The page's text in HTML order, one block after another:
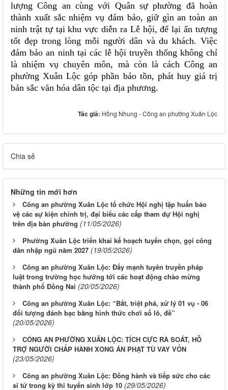
lượng Công an cùng với Quân sự phường đã hoàn
thành xuất sắc nhiệm vụ đảm bảo, giữ gìn an toàn an
ninh trật tự tại khu vực diễn ra Lễ hội, để lại ấn tượng
tốt đẹp trong lòng mỗi người dân và du khách. Việc
đảm bảo an ninh tại các lễ hội truyền thống không chỉ
là nhiệm vụ chuyên môn, mà còn là cách Công an
phường Xuân Lộc góp phần bảo tồn, phát huy giá trị
bản sắc văn hóa dân tộc tại địa phương.
Tác giả: Hồng Nhung - Công an phường Xuân Lộc
Chia sẻ
Những tin mới hơn
Công an phường Xuân Lộc tổ chức Hội nghị tập huấn bảo
vệ các sự kiện chính trị, đại biểu các cấp tham dự Hội nghị
trên địa bàn phường (11/05/2026)
Phường Xuân Lộc triển khai kế hoạch tuyển chọn, gọi công
dân nhập ngũ năm 2027 (19/05/2026)
Công an phường Xuân Lộc: Đẩy mạnh tuyên truyền pháp
luật trong trường học hướng tới các hoạt động chào mừng
thành phố Đồng Nai (20/05/2026)
Công an phường Xuân Lộc: “Bắt, triệt phá, xử lý 01 vụ - 06
đối tượng đánh bạc bằng hình thức chơi số lô, đề”
(20/05/2026)
CÔNG AN PHƯỜNG XUÂN LỘC: TÍCH CỰC RÀ SOÁT, HỖ
TRỢ NGƯỜI CHẤP HÀNH XONG ÁN PHẠT TÙ VAY VỐN
(23/05/2026)
Công an phường Xuân Lộc: Đồng hành và tiếp sức cho các
sĩ tử trong kỳ thi tuyển sinh lớp 10 (29/05/2026)